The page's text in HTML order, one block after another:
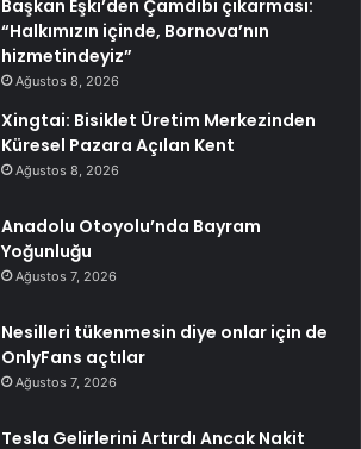
Başkan Eşki’den Çamdibi çıkarması:
“Halkımızın içinde, Bornova’nın
hizmetindeyiz”
Ağustos 8, 2026
Xingtai: Bisiklet Üretim Merkezinden
Küresel Pazara Açılan Kent
Ağustos 8, 2026
Anadolu Otoyolu’nda Bayram
Yoğunluğu
Ağustos 7, 2026
Nesilleri tükenmesin diye onlar için de
OnlyFans açtılar
Ağustos 7, 2026
Tesla Gelirlerini Artırdı Ancak Nakit